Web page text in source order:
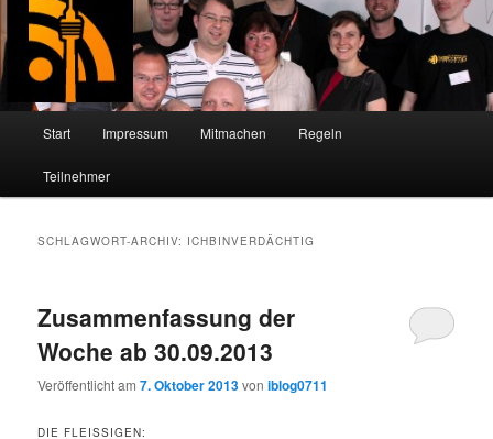
Start Impressum Mitmachen Regeln
Teilnehmer
SCHLAGWORT-ARCHIV: ICHBINVERDÄCHTIG
Zusammenfassung der
Woche ab 30.09.2013
Veröffentlicht am7. Oktober 2013voniblog0711
DIE FLEISSIGEN: